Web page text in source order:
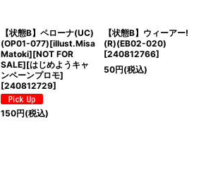
【状態B】ペローナ(UC)
(OP01-077)[illust.Misa
Matoki][NOT FOR
SALE][はじめようキャ
ンペーンプロモ]
[240812729]
150円(税込)
【状態B】ウィーアー!
(R)(EB02-020)
[240812766]
50円(税込)